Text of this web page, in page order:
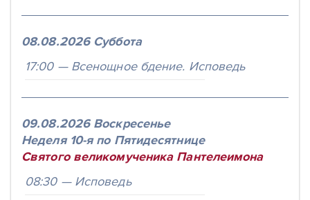
08.08.2026 Суббота
17:00
Всенощное бдение. Исповедь
09.08.2026 Воскресенье
Неделя 10-я по Пятидесятнице
Святого великомученика Пантелеимона
08:30
Исповедь